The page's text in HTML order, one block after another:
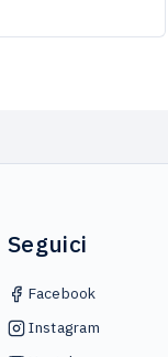
Seguici
Facebook
Instagram